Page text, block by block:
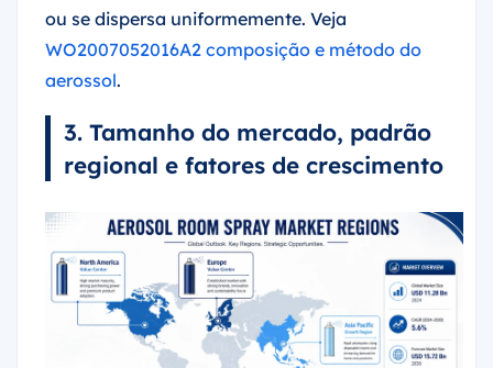
ou se dispersa uniformemente. Veja
WO2007052016A2 composição e método do
aerossol.
3. Tamanho do mercado, padrão
regional e fatores de crescimento